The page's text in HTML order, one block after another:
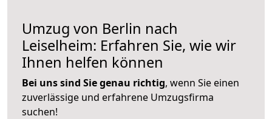
Umzug von Berlin nach
Leiselheim: Erfahren Sie, wie wir
Ihnen helfen können
Bei uns sind Sie genau richtig, wenn Sie einen
zuverlässige und erfahrene Umzugsfirma
suchen!